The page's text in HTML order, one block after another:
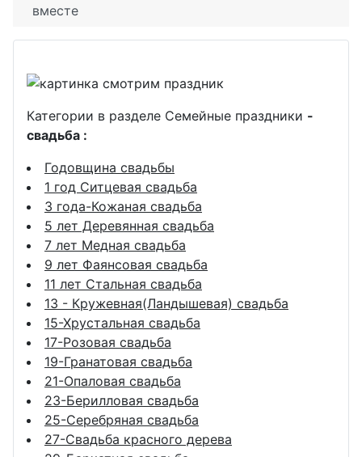
вместе
Категории в разделе Семейные праздники -
свадьба :
Годовщина свадьбы
1 год Ситцевая свадьба
3 года-Кожаная свадьба
5 лет Деревянная свадьба
7 лет Медная свадьба
9 лет Фаянсовая свадьба
11 лет Стальная свадьба
13 - Кружевная(Ландышевая) свадьба
15-Хрустальная свадьба
17-Розовая свадьба
19-Гранатовая свадьба
21-Опаловая свадьба
23-Берилловая свадьба
25-Серебряная свадьба
27-Свадьба красного дерева